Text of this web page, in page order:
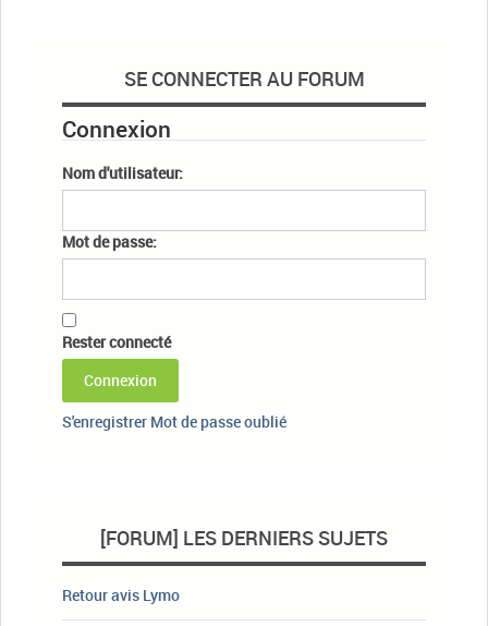
SE CONNECTER AU FORUM
Connexion
Nom d'utilisateur:
Mot de passe:
Rester connecté
Connexion
S'enregistrer Mot de passe oublié
[FORUM] LES DERNIERS SUJETS
Retour avis Lymo